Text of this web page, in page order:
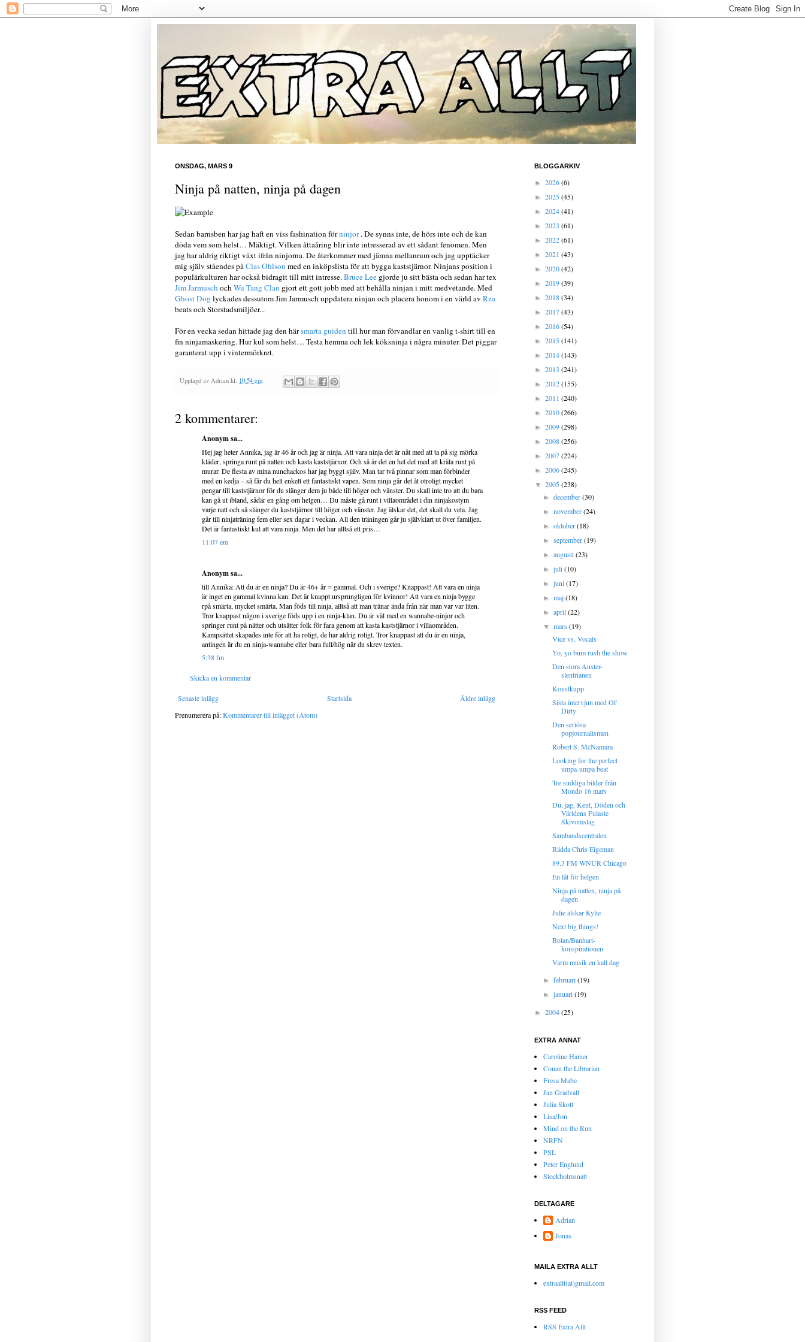
ONSDAG, MARS 9
Ninja på natten, ninja på dagen
Sedan barnsben har jag haft en viss fashination förninjor. De synns inte, de hörs inte och de kan
döda vem som helst… Mäktigt. Vilken åttaåring blir inte intresserad av ett sådant fenomen. Men
jag har aldrig riktigt växt ifrån ninjorna. De återkommer med jämna mellanrum och jag upptäcker
mig själv ståendes påClas Ohlson med en inköpslista för att bygga kaststjärnor. Ninjans position i
populärkulturen har också bidragit till mitt intresse.Bruce Lee gjorde ju sitt bästa och sedan har tex
Jim JarmuschochWu Tang Clan gjort ett gott jobb med att behålla ninjan i mitt medvetande. Med
Ghost Dog lyckades dessutom Jim Jarmusch uppdatera ninjan och placera honom i en värld av Rza
beats och Storstadsmiljöer...
För en vecka sedan hittade jag den härsmarta guiden till hur man förvandlar en vanlig t-shirt till en
fin ninjamaskering. Hur kul som helst… Testa hemma och lek köksninja i några minuter. Det piggar
garanterat upp i vintermörkret.
Upplagd av Adrian kl. 10:54 em
2 kommentarer:
Anonym sa...
Hej jag heter Annika, jag är 46 år och jag är ninja. Att vara ninja det är nåt med att ta på sig mörka
kläder, springa runt på natten och kasta kaststjärnor. Och så är det en hel del med att kräla runt på
murar. De flesta av mina nunchackos har jag byggt själv. Man tar två pinnar som man förbinder
med en kedja – så får du helt enkelt ett fantastiskt vapen. Som ninja går det åt otroligt mycket
pengar till kaststjärnor för du slänger dem ju både till höger och vänster. Du skall inte tro att du bara
kan gå ut ibland, sådär en gång om helgen… Du måste gå runt i villaområdet i din ninjakostym
varje natt och så slänger du kaststjärnor till höger och vänster. Jag älskar det, det skall du veta. Jag
går till ninjaträning fem eller sex dagar i veckan. All den träningen går ju självklart ut över familjen.
Det är fantastiskt kul att vara ninja. Men det har alltså ett pris…
11:07 em
Anonym sa...
till Annika: Att du är en ninja? Du är 46+ år = gammal. Och i sverige? Knappast! Att vara en ninja
är inget en gammal kvinna kan. Det är knappt ursprungligen för kvinnor! Att vara en ninja bygge
rpå smärta, mycket smärta. Man föds till ninja, alltså att man tränar ända från när man var var liten.
Tror knappast någon i sverige föds upp i en ninja-klan. Du är väl med en wannabe-ninjor och
springer runt på nätter och utsätter folk för fara genom att kasta kaststjärnor i villaområden.
Kampsättet skapades inte för att ha roligt, de har aldrig roligt. Tror knappast att du är en ninja,
antingen är du en ninja-wannabe eller bara full/hög när du skrev texten.
5:38 fm
Skicka en kommentar
Senaste inlägg Äldre inlägg
Startsida
Prenumerera på:Kommentarer till inlägget (Atom)
BLOGGARKIV
► 2026(6)
► 2025(45)
► 2024(41)
► 2023 (61)
► 2022(61)
► 2021 (43)
► 2020(42)
► 2019(39)
► 2018(34)
► 2017(43)
► 2016(54)
► 2015(141)
► 2014(143)
► 2013 (241)
► 2012(155)
► 2011 (240)
► 2010(266)
► 2009(298)
► 2008(256)
► 2007(224)
► 2006(245)
▼ 2005(238)
►december(30)
►november(24)
►oktober(18)
►september(19)
►augusti(23)
►juli(10)
►juni(17)
►maj(18)
►april(22)
▼mars(19)
Vice vs. Vocals
Yo, yo bum rush the show
Den stora Auster-
slentrianen
Konstkupp
Sista intervjun med Ol'
Dirty
Den seriösa
popjournalismen
Robert S. McNamara
Looking for the perfect
umpa-umpa beat
Tre suddiga bilder från
Mondo 16 mars
Du, jag, Kent, Döden och
Världens Fulaste
Skivomslag
Sambandscentralen
Rädda Chris Eigeman
89.3 FM WNUR Chicago
En låt för helgen
Ninja på natten, ninja på
dagen
Julie älskar Kylie
Next big things!
Bolan/Banhart-
konspirationen
Varm musik en kall dag
►februari(19)
►januari(19)
► 2004(25)
EXTRA ANNAT
Caroline Hainer
Conan the Librarian
Fresa Mabe
Jan Gradvall
Julia Skott
Lisa/Jon
Mind on the Run
NRFN
PSL
Peter Englund
Stockholmsnatt
DELTAGARE
Adrian
Jonas
MAILA EXTRA ALLT
extraallt(at)gmail.com
RSS FEED
RSS Extra Allt